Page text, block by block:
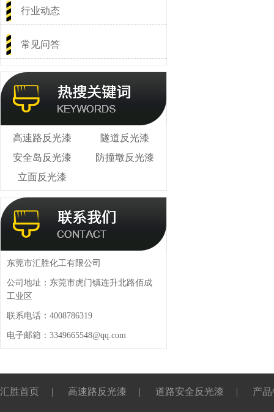
行业动态
常见问答
高速路反光漆
隧道反光漆
安全岛反光漆
防撞墩反光漆
立面反光漆
东莞市汇胜化工有限公司
公司地址：东莞市虎门镇连升北路佰成
工业区
联系电话：4008786319
电子邮箱：3349665548@qq.com
汇胜首页 | 高速路反光漆 | 道路安全反光漆 | 产